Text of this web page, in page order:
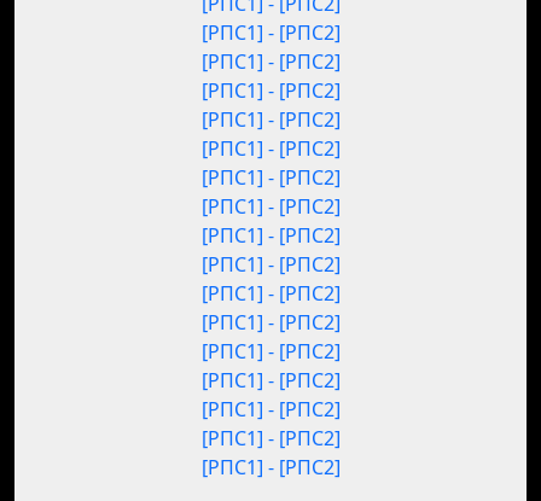
[РПС1] - [РПС2]
[РПС1] - [РПС2]
[РПС1] - [РПС2]
[РПС1] - [РПС2]
[РПС1] - [РПС2]
[РПС1] - [РПС2]
[РПС1] - [РПС2]
[РПС1] - [РПС2]
[РПС1] - [РПС2]
[РПС1] - [РПС2]
[РПС1] - [РПС2]
[РПС1] - [РПС2]
[РПС1] - [РПС2]
[РПС1] - [РПС2]
[РПС1] - [РПС2]
[РПС1] - [РПС2]